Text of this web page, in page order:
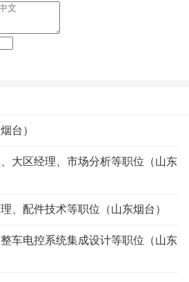
台）
大区经理、市场分析等职位（山东
、配件技术等职位（山东烟台）
车电控系统集成设计等职位（山东